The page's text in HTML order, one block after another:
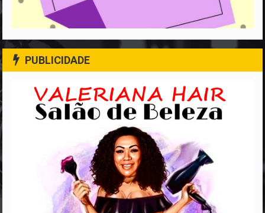
PUBLICIDADE